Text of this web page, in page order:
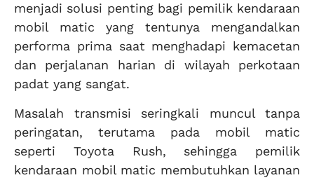
menjadi solusi penting bagi pemilik kendaraan
mobil matic yang tentunya mengandalkan
performa prima saat menghadapi kemacetan
dan perjalanan harian di wilayah perkotaan
padat yang sangat.
Masalah transmisi seringkali muncul tanpa
peringatan, terutama pada mobil matic
seperti Toyota Rush, sehingga pemilik
kendaraan mobil matic membutuhkan layanan